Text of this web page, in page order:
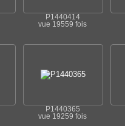
P1440414
vue 19559 fois
P1440365
vue 19259 fois